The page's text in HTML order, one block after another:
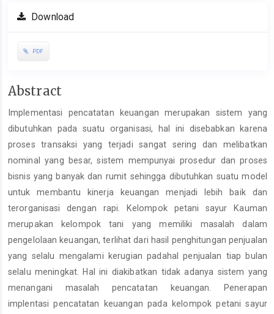
Download
PDF
Main
Content
Abstract
Implementasi pencatatan keuangan merupakan sistem yang
dibutuhkan pada suatu organisasi, hal ini disebabkan karena
proses transaksi yang terjadi sangat sering dan melibatkan
nominal yang besar, sistem mempunyai prosedur dan proses
bisnis yang banyak dan rumit sehingga dibutuhkan suatu model
untuk membantu kinerja keuangan menjadi lebih baik dan
terorganisasi dengan rapi. Kelompok petani sayur Kauman
merupakan kelompok tani yang memiliki masalah dalam
pengelolaan keuangan, terlihat dari hasil penghitungan penjualan
yang selalu mengalami kerugian padahal penjualan tiap bulan
selalu meningkat. Hal ini diakibatkan tidak adanya sistem yang
menangani masalah pencatatan keuangan. Penerapan
implentasi pencatatan keuangan pada kelompok petani sayur